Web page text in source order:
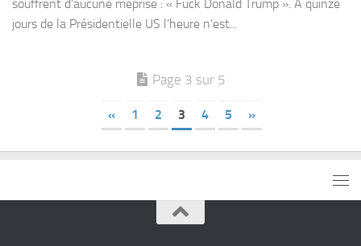
souffrent d’aucune méprise : « Fuck Donald Trump ». À quinze
jours de la Présidentielle US l’heure n’est...
Page 3 sur 5
« 1 2 3 4 5 »